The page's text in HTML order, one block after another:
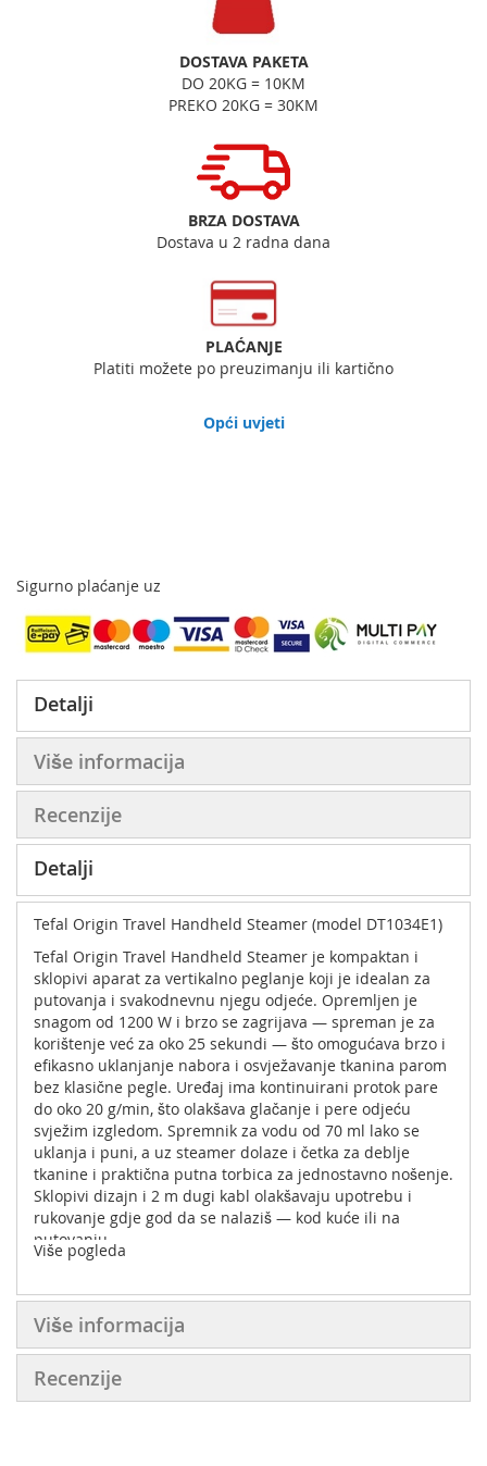
DOSTAVA PAKETA
DO 20KG = 10KM
PREKO 20KG = 30KM
BRZA DOSTAVA
Dostava u 2 radna dana
PLAĆANJE
Platiti možete po preuzimanju ili kartično
Opći uvjeti
Sigurno plaćanje uz
Detalji
Više informacija
Recenzije
Detalji
Tefal Origin Travel Handheld Steamer (model DT1034E1)
Tefal Origin Travel Handheld Steamer je kompaktan i
sklopivi aparat za vertikalno peglanje koji je idealan za
putovanja i svakodnevnu njegu odjeće. Opremljen je
snagom od 1200 W i brzo se zagrijava — spreman je za
korištenje već za oko 25 sekundi — što omogućava brzo i
efikasno uklanjanje nabora i osvježavanje tkanina parom
bez klasične pegle. Uređaj ima kontinuirani protok pare
do oko 20 g/min, što olakšava glačanje i pere odjeću
svježim izgledom. Spremnik za vodu od 70 ml lako se
uklanja i puni, a uz steamer dolaze i četka za deblje
tkanine i praktična putna torbica za jednostavno nošenje.
Sklopivi dizajn i 2 m dugi kabl olakšavaju upotrebu i
rukovanje gdje god da se nalaziš — kod kuće ili na
putovanju.
steamer
• Model: DT1034E1
• Snaga: 1200 W
• Vrijeme zagrijavanja: ~25 sekundi
• Ispust pare: do ~20 g/min
• Kapacitet spremnika: 70 ml
Više pogleda
Više informacija
Recenzije